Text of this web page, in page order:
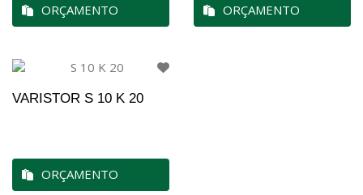
ORÇAMENTO ORÇAMENTO
VARISTOR S 10 K 20
ORÇAMENTO